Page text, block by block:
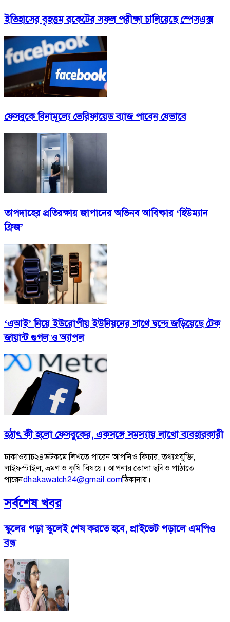
ইতিহাসের বৃহত্তম রকেটের সফল পরীক্ষা চালিয়েছে স্পেসএক্স
ফেসবুকে বিনামূল্যে ভেরিফায়েড ব্যাজ পাবেন যেভাবে
তাপদাহের প্রতিরক্ষায় জাপানের অভিনব আবিষ্কার ‘হিউম্যান
ফ্রিজ’
‘এআই’ নিয়ে ইউরোপীয় ইউনিয়নের সাথে দ্বন্দ্বে জড়িয়েছে টেক
জায়ান্ট গুগল ও অ্যাপল
হঠাৎ কী হলো ফেসবুকের, একসঙ্গে সমস্যায় লাখো ব্যবহারকারী
ঢাকাওয়াচ২৪ডটকমে লিখতে পারেন আপনিও ফিচার, তথ্যপ্রযুক্তি,
লাইফস্টাইল, ভ্রমণ ও কৃষি বিষয়ে। আপনার তোলা ছবিও পাঠাতে
পারেনdhakawatch24@gmail.comঠিকানায়।
সর্বশেষ খবর
স্কুলের পড়া স্কুলেই শেষ করতে হবে, প্রাইভেট পড়ালে এমপিও
বন্ধ